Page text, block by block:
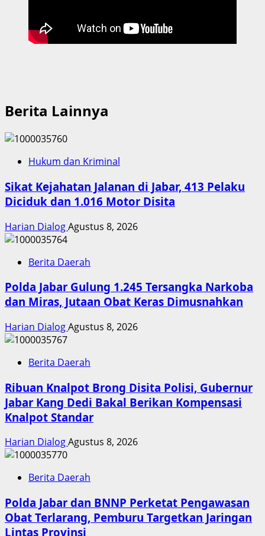
Berita Lainnya
Hukum dan Kriminal
Sikat Kejahatan Jalanan di Jabar, 413 Pelaku
Diciduk dan 1.016 Motor Disita
Harian DialogAgustus 8, 2026
Berita Daerah
Polda Jabar Gulung 1.245 Tersangka Narkoba
dan Miras, Jutaan Obat Keras Dimusnahkan
Harian DialogAgustus 8, 2026
Berita Daerah
Ribuan Knalpot Brong Disita Polisi, Gubernur
Jabar Kang Dedi Bakal Berikan Kompensasi
Knalpot Standar
Harian DialogAgustus 8, 2026
Berita Daerah
Polda Jabar dan BNNP Perketat Pengawasan
Obat Terlarang, Pemburu Targetkan Jaringan
Lintas Provinsi